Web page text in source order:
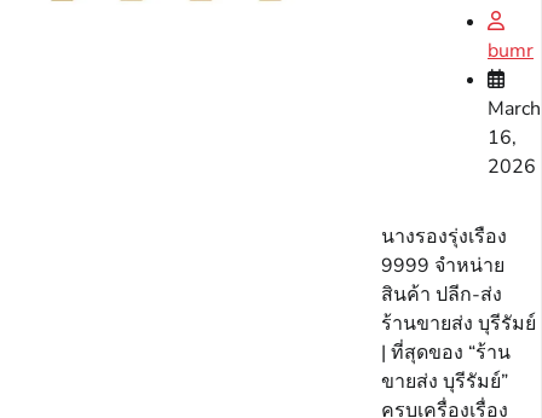
bumr
March
16,
2026
นางรองรุ่งเรือง
9999 จำหน่าย
สินค้า ปลีก-ส่ง
ร้านขายส่ง บุรีรัมย์
| ที่สุดของ “ร้าน
ขายส่ง บุรีรัมย์”
ครบเครื่องเรื่อง